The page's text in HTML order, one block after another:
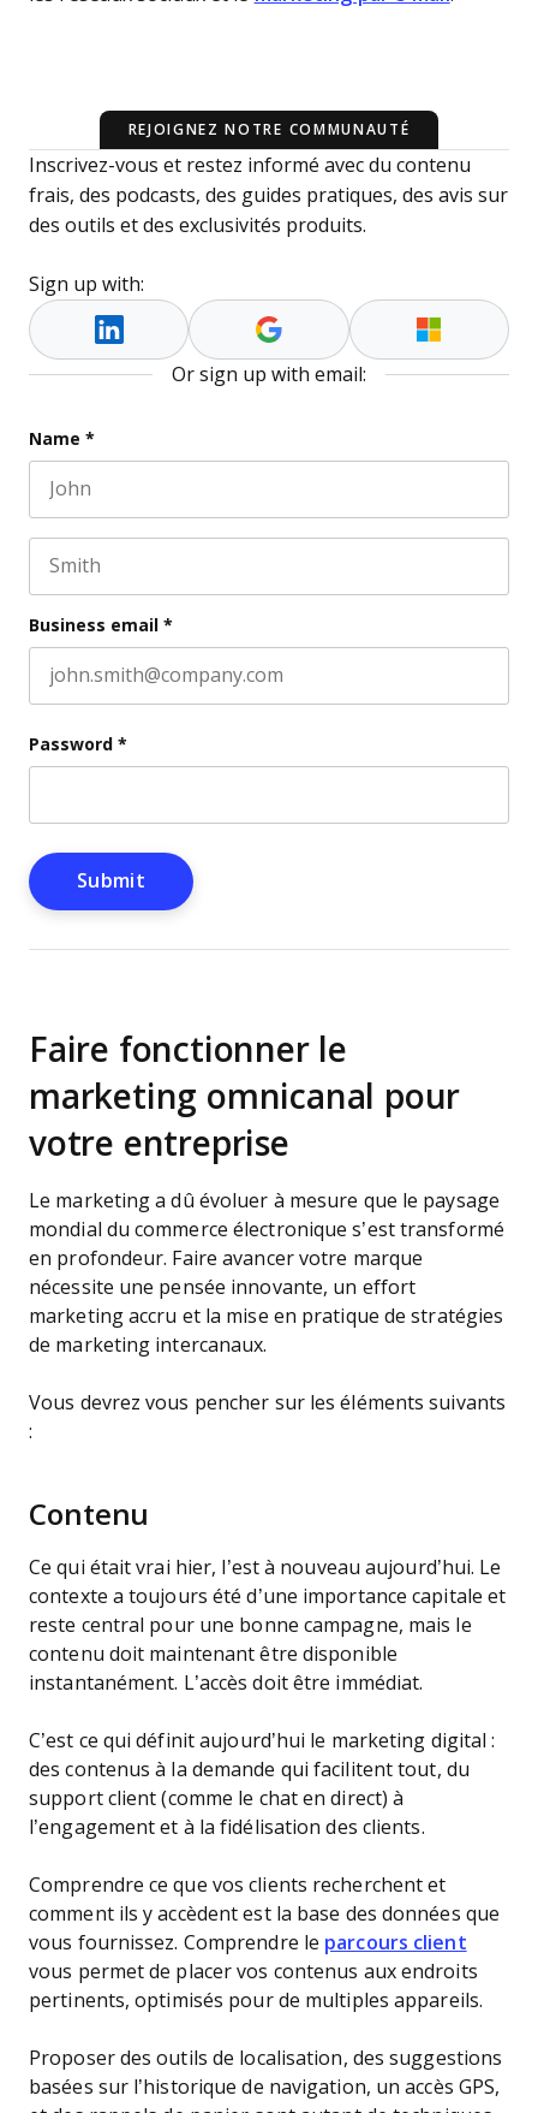
REJOIGNEZ NOTRE COMMUNAUTÉ
Inscrivez-vous et restez informé avec du contenu
frais, des podcasts, des guides pratiques, des avis sur
des outils et des exclusivités produits.
Sign up with:
Or sign up with email:
Name
This field is for validation purposes and should be
Name *
Business email *
Password *
Faire fonctionner le
marketing omnicanal pour
votre entreprise
Le marketing a dû évoluer à mesure que le paysage
mondial du commerce électronique s’est transformé
en profondeur. Faire avancer votre marque
nécessite une pensée innovante, un effort
marketing accru et la mise en pratique de stratégies
de marketing intercanaux.
Vous devrez vous pencher sur les éléments suivants
:
Contenu
Ce qui était vrai hier, l’est à nouveau aujourd’hui. Le
contexte a toujours été d’une importance capitale et
reste central pour une bonne campagne, mais le
contenu doit maintenant être disponible
instantanément. L’accès doit être immédiat.
C’est ce qui définit aujourd’hui le marketing digital :
des contenus à la demande qui facilitent tout, du
support client (comme le chat en direct) à
l’engagement et à la fidélisation des clients.
Comprendre ce que vos clients recherchent et
comment ils y accèdent est la base des données que
vous fournissez. Comprendre le parcours client
vous permet de placer vos contenus aux endroits
pertinents, optimisés pour de multiples appareils.
Proposer des outils de localisation, des suggestions
basées sur l’historique de navigation, un accès GPS,